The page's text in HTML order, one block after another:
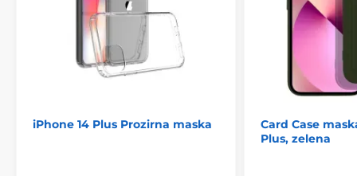
iPhone 14 Plus Prozirna maska
Card Case
Plus, zelena